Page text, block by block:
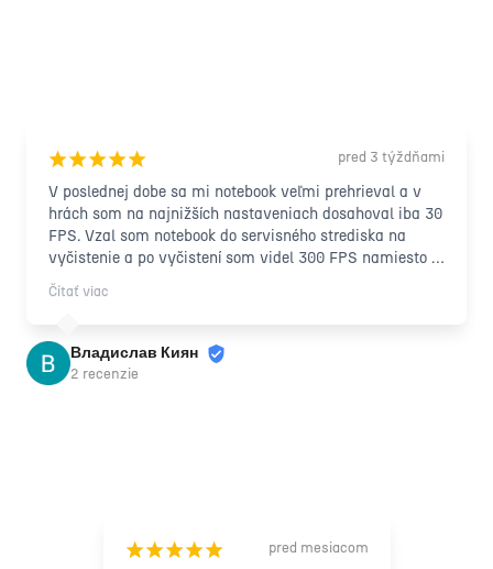
¡¡¡¡¡ pred 3 týždňami
V poslednej dobe sa mi notebook veľmi prehrieval a v
hrách som na najnižších nastaveniach dosahoval iba 30
FPS. Vzal som notebook do servisného strediska na
vyčistenie a po vyčistení som videl 300 FPS namiesto
30 FPS na rovnakých nastaveniach. Môžem teda
povedať, že kvalita ich práce prekonala všetky moje
Chcel by som tiež spomenúť, že som cudzinec a mal
som problém opísať problém servisnému personálu, ale
aj tak ma pochopili a odviedli najlepšiu možnú prácu. S
Čítať viac
Владислав Киян
2 recenzie
¡¡¡¡¡ pred mesiacom